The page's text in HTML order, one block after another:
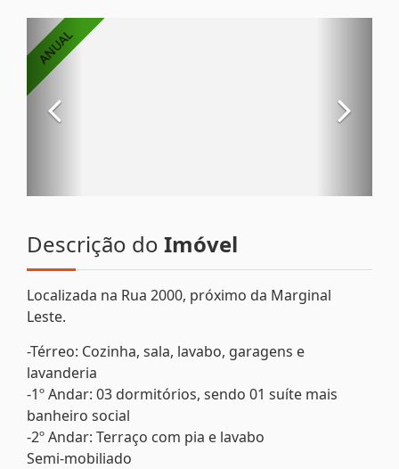
Descrição do Imóvel
Localizada na Rua 2000, próximo da Marginal
Leste.
-Térreo: Cozinha, sala, lavabo, garagens e
lavanderia
-1º Andar: 03 dormitórios, sendo 01 suíte mais
banheiro social
-2º Andar: Terraço com pia e lavabo
Semi-mobiliado